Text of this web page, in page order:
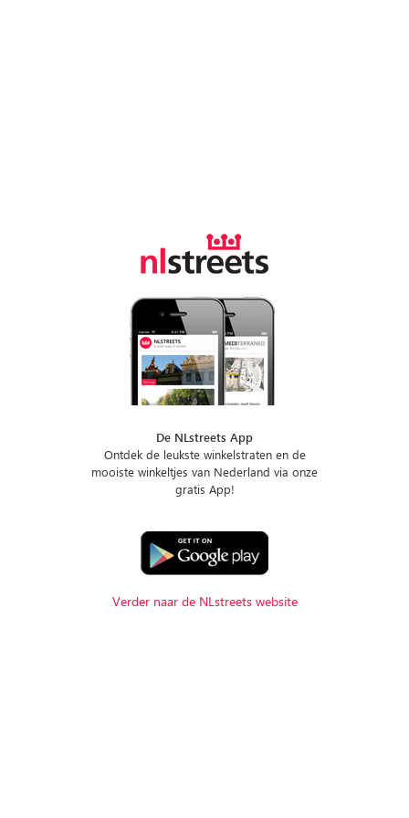
De NLstreets App
Ontdek de leukste winkelstraten en de
mooiste winkeltjes van Nederland via onze
gratis App!
Verder naar de NLstreets website